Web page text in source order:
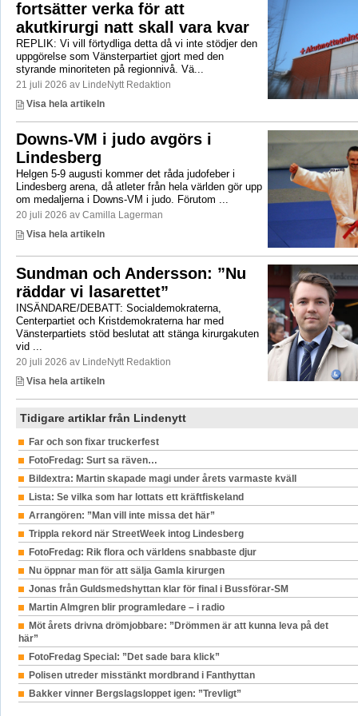
fortsätter verka för att
akutkirurgi natt skall vara kvar
REPLIK: Vi vill förtydliga detta då vi inte stödjer den
uppgörelse som Vänsterpartiet gjort med den
styrande minoriteten på regionnivå. Vä...
21 juli 2026 av LindeNytt Redaktion
Visa hela artikeln
Downs-VM i judo avgörs i
Lindesberg
Helgen 5-9 augusti kommer det råda judofeber i
Lindesberg arena, då atleter från hela världen gör upp
om medaljerna i Downs-VM i judo. Förutom ...
20 juli 2026 av Camilla Lagerman
Visa hela artikeln
Sundman och Andersson: ”Nu
räddar vi lasarettet”
INSÄNDARE/DEBATT: Socialdemokraterna,
Centerpartiet och Kristdemokraterna har med
Vänsterpartiets stöd beslutat att stänga kirurgakuten
vid ...
20 juli 2026 av LindeNytt Redaktion
Visa hela artikeln
Tidigare artiklar från Lindenytt
Far och son fixar truckerfest
FotoFredag: Surt sa räven…
Bildextra: Martin skapade magi under årets varmaste kväll
Lista: Se vilka som har lottats ett kräftfiskeland
Arrangören: ”Man vill inte missa det här”
Trippla rekord när StreetWeek intog Lindesberg
FotoFredag: Rik flora och världens snabbaste djur
Nu öppnar man för att sälja Gamla kirurgen
Jonas från Guldsmedshyttan klar för final i Bussförar-SM
Martin Almgren blir programledare – i radio
Möt årets drivna drömjobbare: ”Drömmen är att kunna leva på det
här”
FotoFredag Special: ”Det sade bara klick”
Polisen utreder misstänkt mordbrand i Fanthyttan
Bakker vinner Bergslagsloppet igen: ”Trevligt”